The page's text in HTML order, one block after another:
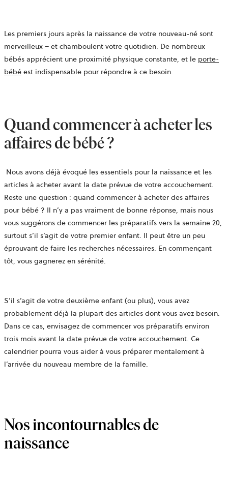
Les premiers jours après la naissance de votre nouveau-né sont
merveilleux – et chamboulent votre quotidien. De nombreux
bébés apprécient une proximité physique constante, et le porte-
bébé est indispensable pour répondre à ce besoin.
Quand commencer à acheter les
affaires de bébé ?
Nous avons déjà évoqué les essentiels pour la naissance et les
articles à acheter avant la date prévue de votre accouchement.
Reste une question : quand commencer à acheter des affaires
pour bébé ? Il n’y a pas vraiment de bonne réponse, mais nous
vous suggérons de commencer les préparatifs vers la semaine 20,
surtout s’il s’agit de votre premier enfant. Il peut être un peu
éprouvant de faire les recherches nécessaires. En commençant
tôt, vous gagnerez en sérénité.
S’il s’agit de votre deuxième enfant (ou plus), vous avez
probablement déjà la plupart des articles dont vous avez besoin.
Dans ce cas, envisagez de commencer vos préparatifs environ
trois mois avant la date prévue de votre accouchement. Ce
calendrier pourra vous aider à vous préparer mentalement à
l’arrivée du nouveau membre de la famille.
Nos incontournables de
naissance